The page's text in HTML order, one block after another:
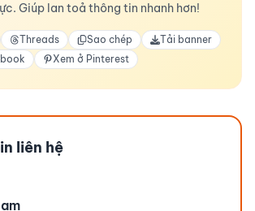
Giúp lan toả thông tin nhanh hơn!
Threads Sao chép
Tải banner
Xem ở Pinterest
liên hệ